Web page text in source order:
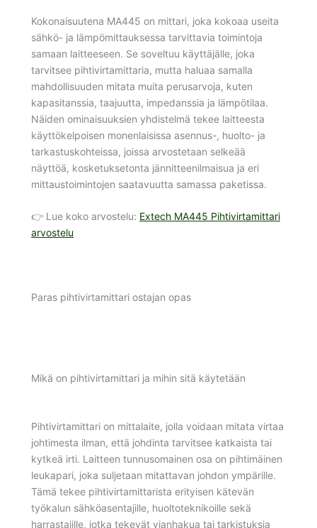
Kokonaisuutena MA445 on mittari, joka kokoaa useita
sähkö- ja lämpömittauksessa tarvittavia toimintoja
samaan laitteeseen. Se soveltuu käyttäjälle, joka
tarvitsee pihtivirtamittaria, mutta haluaa samalla
mahdollisuuden mitata muita perusarvoja, kuten
kapasitanssia, taajuutta, impedanssia ja lämpötilaa.
Näiden ominaisuuksien yhdistelmä tekee laitteesta
käyttökelpoisen monenlaisissa asennus-, huolto- ja
tarkastuskohteissa, joissa arvostetaan selkeää
näyttöä, kosketuksetonta jännitteenilmaisua ja eri
mittaustoimintojen saatavuutta samassa paketissa.
👉 Lue koko arvostelu: Extech MA445 Pihtivirtamittari
arvostelu
Paras pihtivirtamittari ostajan opas
Mikä on pihtivirtamittari ja mihin sitä käytetään
Pihtivirtamittari on mittalaite, jolla voidaan mitata virtaa
johtimesta ilman, että johdinta tarvitsee katkaista tai
kytkeä irti. Laitteen tunnusomainen osa on pihtimäinen
leukapari, joka suljetaan mitattavan johdon ympärille.
Tämä tekee pihtivirtamittarista erityisen kätevän
työkalun sähköasentajille, huoltoteknikoille sekä
harrastajille, jotka tekevät vianhakua tai tarkistuksia